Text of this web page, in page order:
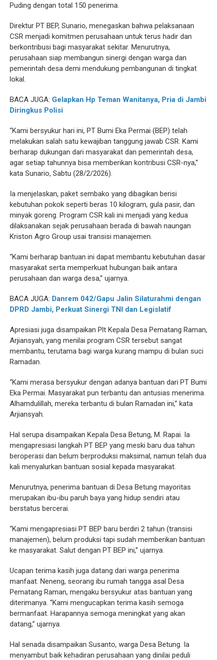
Puding dengan total 150 penerima.
Direktur PT BEP, Sunario, menegaskan bahwa pelaksanaan
CSR menjadi komitmen perusahaan untuk terus hadir dan
berkontribusi bagi masyarakat sekitar. Menurutnya,
perusahaan siap membangun sinergi dengan warga dan
pemerintah desa demi mendukung pembangunan di tingkat
lokal.
BACA JUGA: Gelapkan Hp Teman Wanitanya, Pria di Jambi
Diringkus Polisi
“Kami bersyukur hari ini, PT Bumi Eka Permai (BEP) telah
melakukan salah satu kewajiban tanggung jawab CSR. Kami
berharap dukungan dari masyarakat dan pemerintah desa,
agar setiap tahunnya bisa memberikan kontribusi CSR-nya,”
kata Sunario, Sabtu (28/2/2026).
Ia menjelaskan, paket sembako yang dibagikan berisi
kebutuhan pokok seperti beras 10 kilogram, gula pasir, dan
minyak goreng. Program CSR kali ini menjadi yang kedua
dilaksanakan sejak perusahaan berada di bawah naungan
Kriston Agro Group usai transisi manajemen.
“Kami berharap bantuan ini dapat membantu kebutuhan dasar
masyarakat serta memperkuat hubungan baik antara
perusahaan dan warga desa,” ujarnya.
BACA JUGA: Danrem 042/Gapu Jalin Silaturahmi dengan
DPRD Jambi, Perkuat Sinergi TNI dan Legislatif
Apresiasi juga disampaikan Plt Kepala Desa Pematang Raman,
Arjiansyah, yang menilai program CSR tersebut sangat
membantu, terutama bagi warga kurang mampu di bulan suci
Ramadan.
“Kami merasa bersyukur dengan adanya bantuan dari PT Bumi
Eka Permai. Masyarakat pun terbantu dan antusias menerima.
Alhamdulillah, mereka terbantu di bulan Ramadan ini,” kata
Arjiansyah.
Hal serupa disampaikan Kepala Desa Betung, M. Rapai. Ia
mengapresiasi langkah PT BEP yang meski baru dua tahun
beroperasi dan belum berproduksi maksimal, namun telah dua
kali menyalurkan bantuan sosial kepada masyarakat.
Menurutnya, penerima bantuan di Desa Betung mayoritas
merupakan ibu-ibu paruh baya yang hidup sendiri atau
berstatus bercerai.
“Kami mengapresiasi PT BEP baru berdiri 2 tahun (transisi
manajemen), belum produksi tapi sudah memberikan bantuan
ke masyarakat. Salut dengan PT BEP ini,” ujarnya.
Ucapan terima kasih juga datang dari warga penerima
manfaat. Neneng, seorang ibu rumah tangga asal Desa
Pematang Raman, mengaku bersyukur atas bantuan yang
diterimanya. “Kami mengucapkan terima kasih semoga
bermanfaat. Harapannya semoga meningkat yang akan
datang,” ujarnya.
Hal senada disampaikan Susanto, warga Desa Betung. Ia
menyambut baik kehadiran perusahaan yang dinilai peduli